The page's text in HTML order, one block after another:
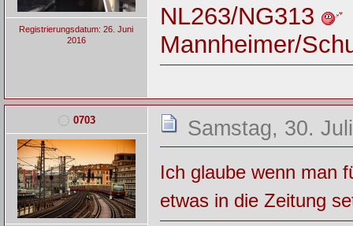
Registrierungsdatum: 26. Juni
2016
NL263/NG313
Mannheimer/
0703 Samstag, 30.
Ich glaube wenn man
etwas in die Zeitung